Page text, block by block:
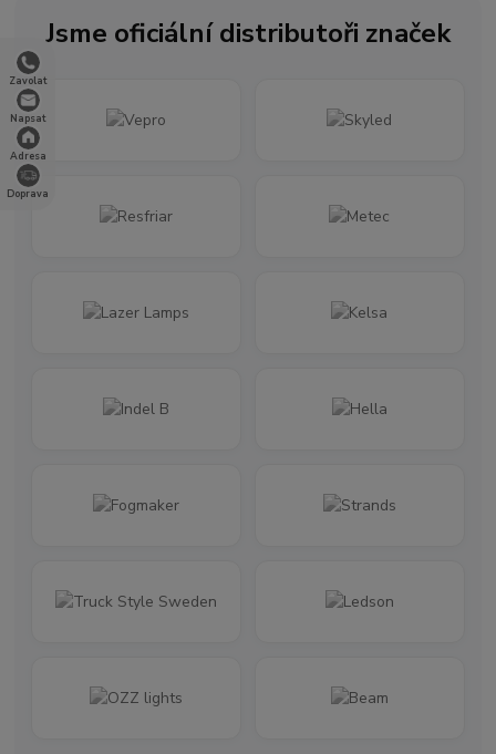
Zavolat
Napsat
Adresa
Doprava
Jsme oficiální distributoři značek